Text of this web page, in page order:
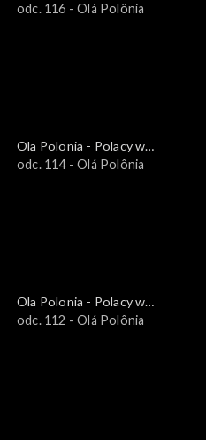
Brazylii i Ameryce
odc. 116 - Olá Polônia
Ola Polonia - Polacy w
Brazylii i Ameryce
odc. 114 - Olá Polônia
Ola Polonia - Polacy w
Brazylii i Ameryce
odc. 112 - Olá Polônia